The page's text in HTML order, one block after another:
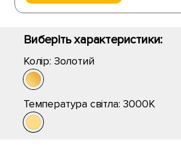
Виберіть характеристики:
Колір: Золотий
Температура світла: 3000K